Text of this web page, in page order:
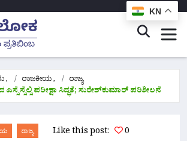
, ರಾಜಕೀಯ,
ರಾಜ್ಯ
ಪರೀಕ್ಷಾ ಸಿದ್ಧತೆ; ಸುರೇಶ್‍ಕುಮಾರ್ ಪರಿಶೀಲನೆ
ರಾಜ್ಯ Like this post: 0
KN